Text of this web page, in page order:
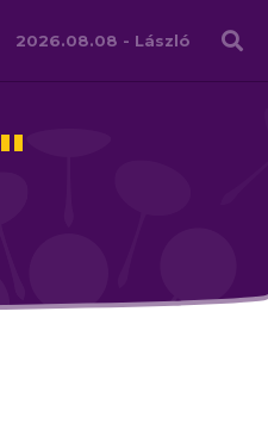
2026.08.08 - László
"